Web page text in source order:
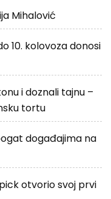
Mihalović
10. kolovoza donosi
i doznali tajnu –
tortu
događajima na
otvorio svoj prvi